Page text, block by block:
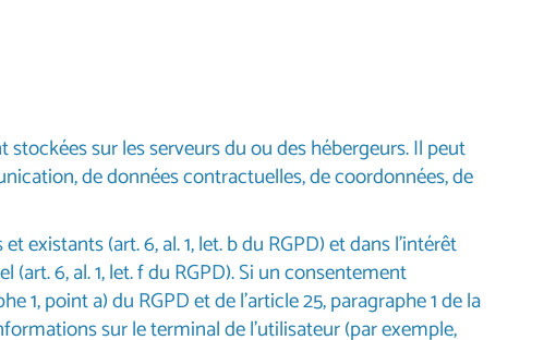
sur les serveurs du ou des hébergeurs. Il peut
de données contractuelles, de coordonnées, de
(art. 6, al. 1, let. b du RGPD) et dans l’intérêt
6, al. 1, let. f du RGPD). Si un consentement
1, point a) du RGPD et de l’article 25, paragraphe 1 de la
sur le terminal de l’utilisateur (par exemple,